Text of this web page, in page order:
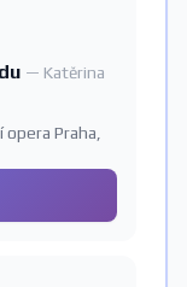
— Katěrina
Praha,